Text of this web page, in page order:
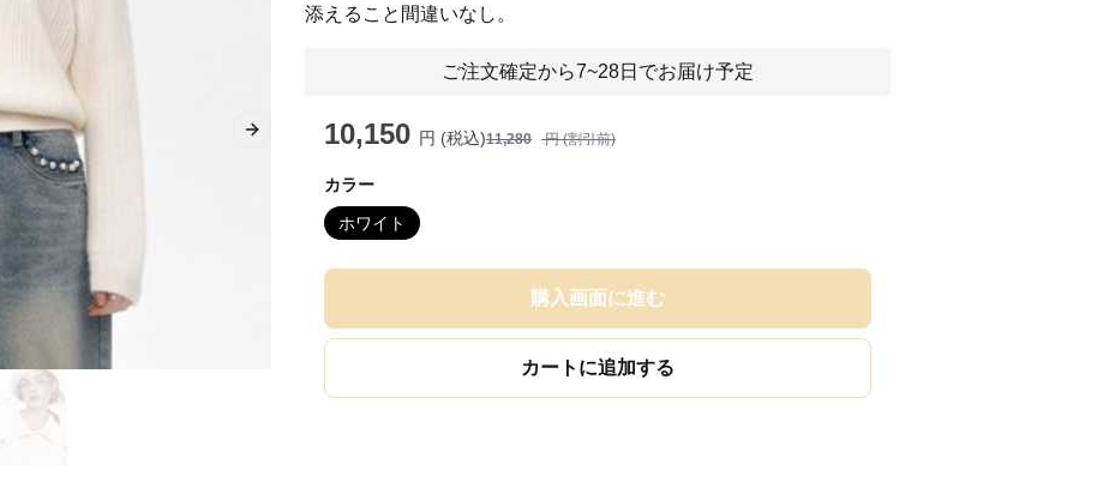
Next slide
添えること間違いなし。
ご注文確定から7~28日でお届け予定
10,150 円 (税込)11,280 円 (割引前)
カラー
ホワイト
購入画面に進む
カートに追加する